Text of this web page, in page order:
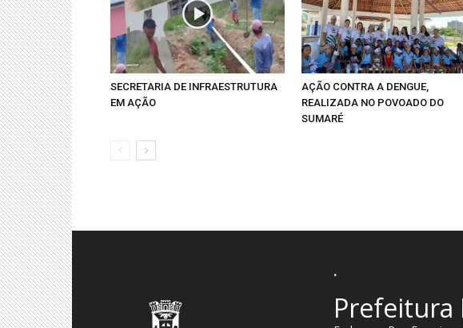
SECRETARIA DE INFRAESTRUTURA
EM AÇÃO
AÇÃO CONTRA A DENGUE,
REALIZADA NO POVOADO DO
SUMARÉ
.
Prefeitura